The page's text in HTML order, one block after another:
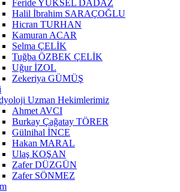
Feride YÜKSEL DADAZ
Halil İbrahim SARAÇOĞLU
Hicran TURHAN
Kamuran ACAR
Selma ÇELİK
Tuğba ÖZBEK ÇELİK
Uğur İZOL
Zekeriya GÜMÜŞ
Uzman Hekimlerimiz
Ahmet AVCI
Burkay Çağatay TÖRER
Gülnihal İNCE
Hakan MARAL
Ulaş KOŞAN
Zafer DÜZGÜN
Zafer SÖNMEZ